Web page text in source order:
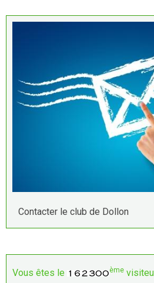
Contacter le club de Dollon
Vous êtes le ème